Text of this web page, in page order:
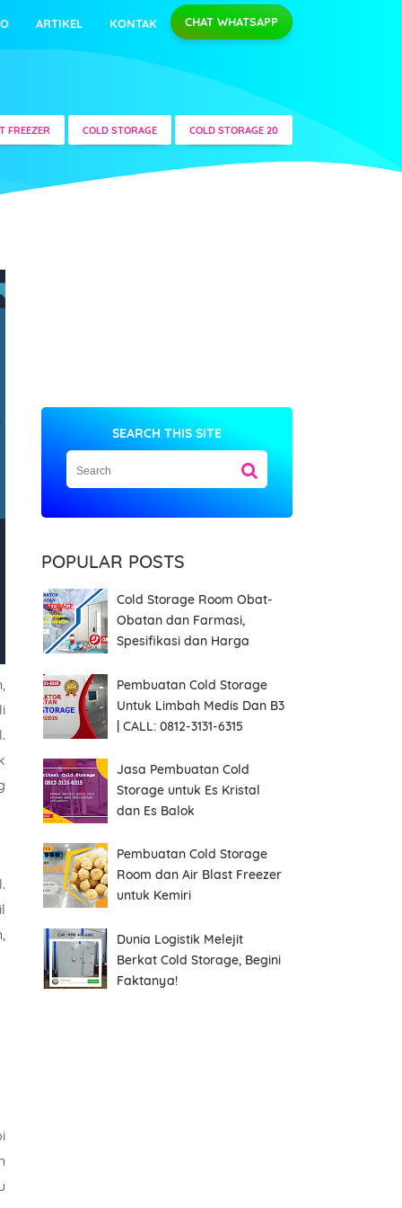
CHAT WHATSAPP
ARTIKEL KONTAK
FREEZER COLD STORAGE COLD STORAGE 20
SEARCH THIS SITE
POPULAR POSTS
Cold Storage Room Obat-
Obatan dan Farmasi,
Spesifikasi dan Harga
Pembuatan Cold Storage
Untuk Limbah Medis Dan B3
| CALL: 0812-3131-6315
Jasa Pembuatan Cold
Storage untuk Es Kristal
dan Es Balok
Pembuatan Cold Storage
Room dan Air Blast Freezer
untuk Kemiri
Dunia Logistik Melejit
Berkat Cold Storage, Begini
Faktanya!